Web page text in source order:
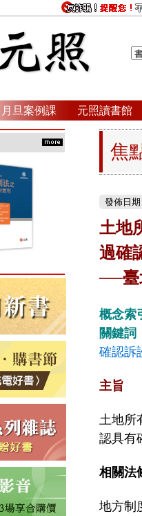
月旦案例課 元照讀書館
焦
發佈日
土地
過確
──臺
概念索
關鍵詞
確認訴
主旨
土地所
認具有
相關法
地方制